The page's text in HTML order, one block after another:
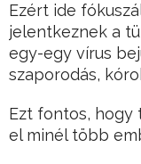
Ezért ide
jelentkeznek a
egy-egy vírus
szaporodás,
Ezt fontos, hogy
el minél több